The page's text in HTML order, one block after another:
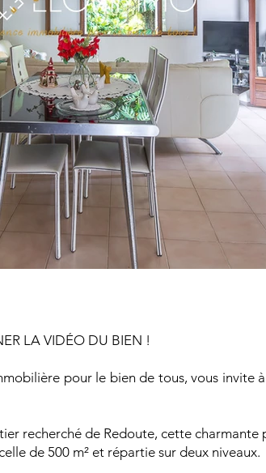
LA VIDÉO DU BIEN !
pour le bien de tous, vous invite
recherché de Redoute, cette
de 500 m² et répartie sur deux niveaux.